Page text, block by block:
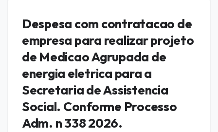
Despesa com contratacao de
empresa para realizar projeto
de Medicao Agrupada de
energia eletrica para a
Secretaria de Assistencia
Social. Conforme Processo
Adm. n 338 2026.